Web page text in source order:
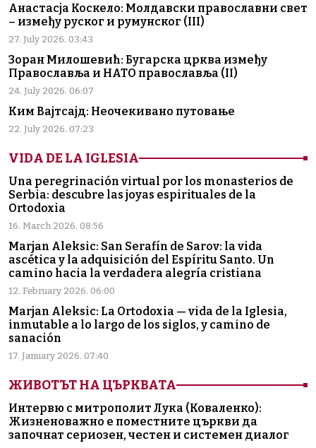
Анастасја Коскело: Молдавски православни свет
– између руског и румунског (III)
27. July 2026. 03:43
Зоран Милошевић: Бугарска црква између
Православља и НАТО православља (II)
24. July 2026. 06:07
Ким Вајтсајд: Неочекивано путовање
22. July 2026. 07:23
VIDA DE LA IGLESIA
Una peregrinación virtual por los monasterios de
Serbia: descubre las joyas espirituales de la
Ortodoxia
16. March 2026. 08:56
Marjan Aleksic: San Serafín de Sarov: la vida
ascética y la adquisición del Espíritu Santo. Un
camino hacia la verdadera alegría cristiana
12. February 2026. 06:00
Marjan Aleksic: La Ortodoxia — vida de la Iglesia,
inmutable a lo largo de los siglos, y camino de
sanación
17. January 2026. 07:40
ЖИВОТЪТ НА ЦЪРКВАТА
Интервю с митрополит Лука (Коваленко):
Жизненоважно е поместните църкви да
започнат сериозен, честен и системен диалог